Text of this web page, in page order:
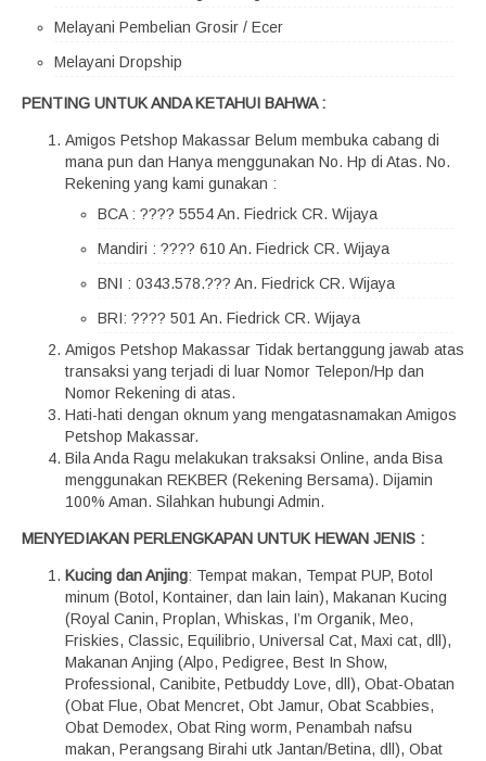
Melayani Pembelian Grosir / Ecer
Melayani Dropship
PENTING UNTUK ANDA KETAHUI BAHWA :
Amigos Petshop Makassar Belum membuka cabang di
mana pun dan Hanya menggunakan No. Hp di Atas. No.
Rekening yang kami gunakan :
BCA : ???? 5554 An. Fiedrick CR. Wijaya
Mandiri : ???? 610 An. Fiedrick CR. Wijaya
BNI : 0343.578.??? An. Fiedrick CR. Wijaya
BRI: ???? 501 An. Fiedrick CR. Wijaya
Amigos Petshop Makassar Tidak bertanggung jawab atas
transaksi yang terjadi di luar Nomor Telepon/Hp dan
Nomor Rekening di atas.
Hati-hati dengan oknum yang mengatasnamakan Amigos
Petshop Makassar.
Bila Anda Ragu melakukan traksaksi Online, anda Bisa
menggunakan REKBER (Rekening Bersama). Dijamin
100% Aman. Silahkan hubungi Admin.
MENYEDIAKAN PERLENGKAPAN UNTUK HEWAN JENIS :
Kucing dan Anjing: Tempat makan, Tempat PUP, Botol
minum (Botol, Kontainer, dan lain lain), Makanan Kucing
(Royal Canin, Proplan, Whiskas, I’m Organik, Meo,
Friskies, Classic, Equilibrio, Universal Cat, Maxi cat, dll),
Makanan Anjing (Alpo, Pedigree, Best In Show,
Professional, Canibite, Petbuddy Love, dll), Obat-Obatan
(Obat Flue, Obat Mencret, Obt Jamur, Obat Scabbies,
Obat Demodex, Obat Ring worm, Penambah nafsu
makan, Perangsang Birahi utk Jantan/Betina, dll), Obat